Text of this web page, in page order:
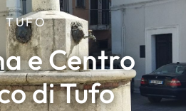
TUFO
e Centro
di Tufo